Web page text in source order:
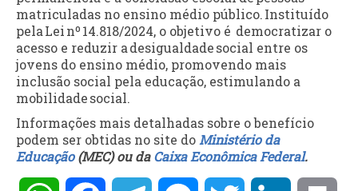
matriculadas no ensino médio público. Instituído
pela Lei nº 14.818/2024, o objetivo é democratizar o
acesso e reduzir a desigualdade social entre os
jovens do ensino médio, promovendo mais
inclusão social pela educação, estimulando a
mobilidade social.
Informações mais detalhadas sobre o benefício
podem ser obtidas no site do Ministério da
Educação(MEC) ou daCaixa Econômica Federal.